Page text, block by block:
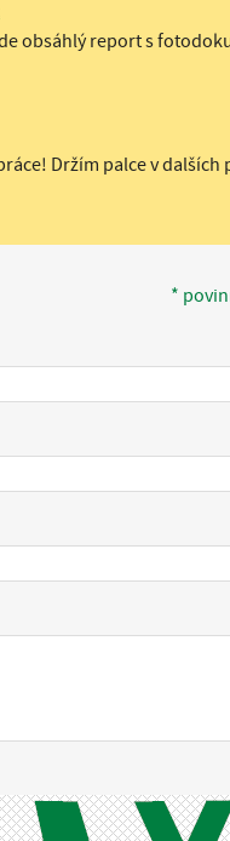
obsáhlý report s
Držím palce v dalších
*